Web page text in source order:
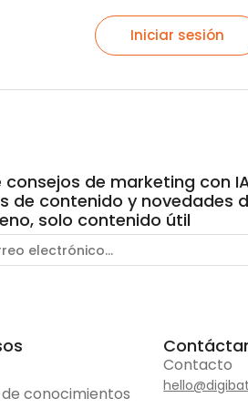
Iniciar sesión
consejos de marketing con
de contenido y novedades
solo contenido útil
conocimientos
Contacto